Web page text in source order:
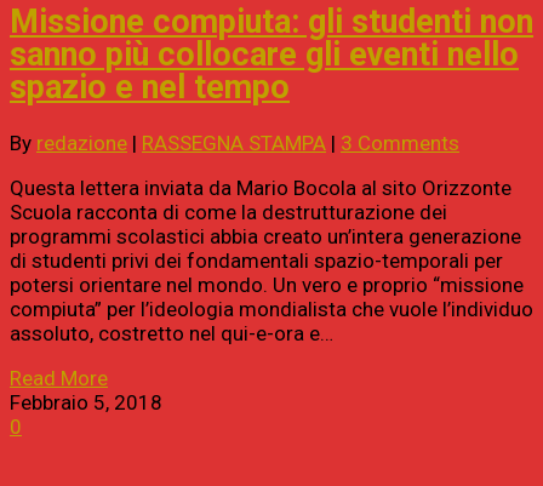
Missione compiuta: gli studenti non
sanno più collocare gli eventi nello
spazio e nel tempo
By redazione | RASSEGNA STAMPA | 3 Comments
Questa lettera inviata da Mario Bocola al sito Orizzonte
Scuola racconta di come la destrutturazione dei
programmi scolastici abbia creato un’intera generazione
di studenti privi dei fondamentali spazio-temporali per
potersi orientare nel mondo. Un vero e proprio “missione
compiuta” per l’ideologia mondialista che vuole l’individuo
assoluto, costretto nel qui-e-ora e…
Read More
Febbraio 5, 2018
0